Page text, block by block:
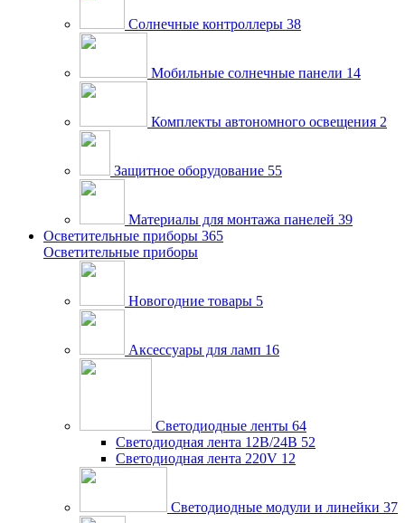
Солнечные контроллеры 38
Мобильные солнечные панели 14
Комплекты автономного освещения 2
Защитное оборудование 55
Материалы для монтажа панелей 39
Осветительные приборы 365
Осветительные приборы
Новогодние товары 5
Аксессуары для ламп 16
Светодиодные ленты 64
Светодиодная лента 12В/24В 52
Светодиодная лента 220V 12
Светодиодные модули и линейки 37